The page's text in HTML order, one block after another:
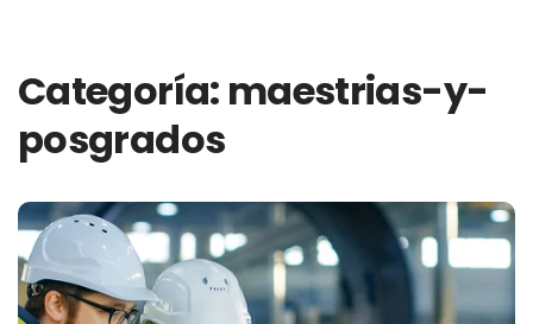
Categoría: maestrias-y-
posgrados